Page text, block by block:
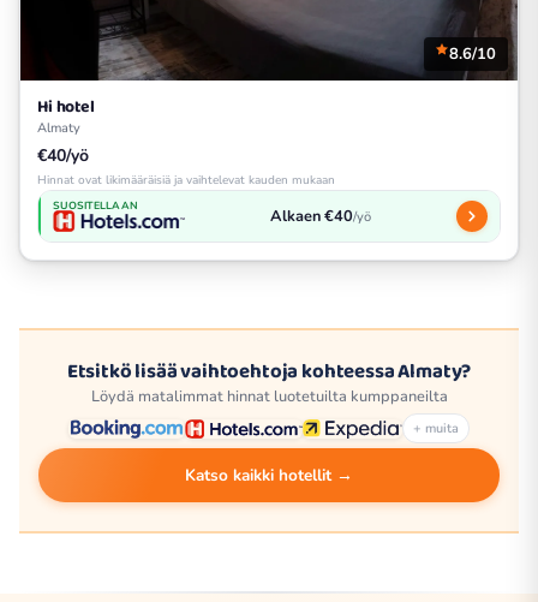
8.6/10
Hi hotel
Almaty
€40/yö
Hinnat ovat likimääräisiä ja vaihtelevat kauden mukaan
SUOSITELLAAN Alkaen €40/yö
Etsitkö lisää vaihtoehtoja kohteessa Almaty?
Löydä matalimmat hinnat luotetuilta kumppaneilta
+ muita
Katso kaikki hotellit →